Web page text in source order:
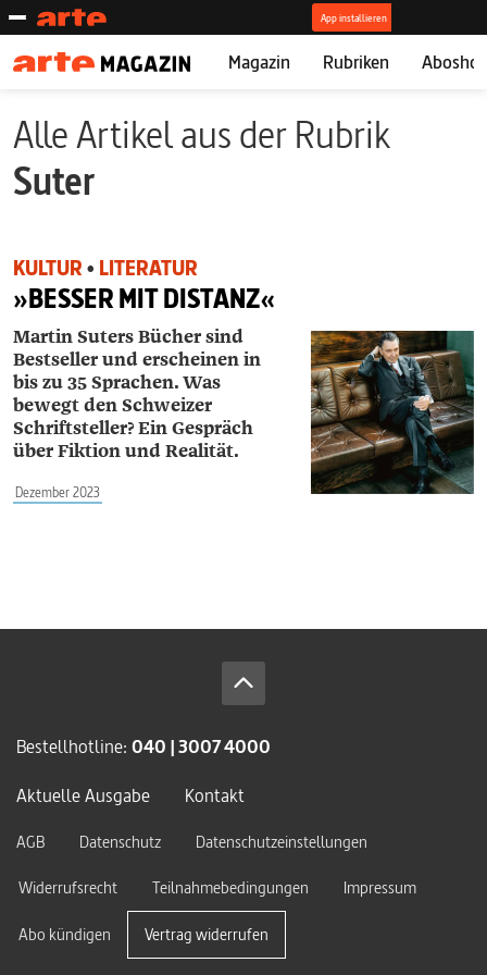
Magazin Rubriken
Alle Artikel aus der Rubrik
Suter
KULTUR • LITERATUR
»BESSER MIT DISTANZ«
Martin Suters Bücher sind
Bestseller und erscheinen in
bis zu 35 Sprachen. Was
bewegt den Schweizer
Schriftsteller? Ein Gespräch
über Fiktion und Realität.
Dezember 2023
Bestellhotline: 040 | 3007 4000
Aktuelle Ausgabe
Kontakt
AGB Datenschutz
Datenschutzeinstellungen
Widerrufsrecht
Teilnahmebedingungen Impressum
Abo kündigen Vertrag widerrufen